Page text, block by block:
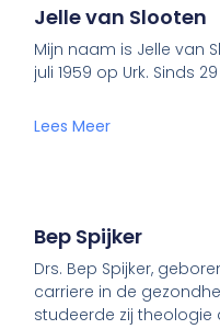
Jelle van Slooten
Mijn naam is Jelle van
juli 1959 op Urk. Sinds
Lees Meer
Bep Spijker
Drs. Bep Spijker,
carriere in de
studeerde zij theologie